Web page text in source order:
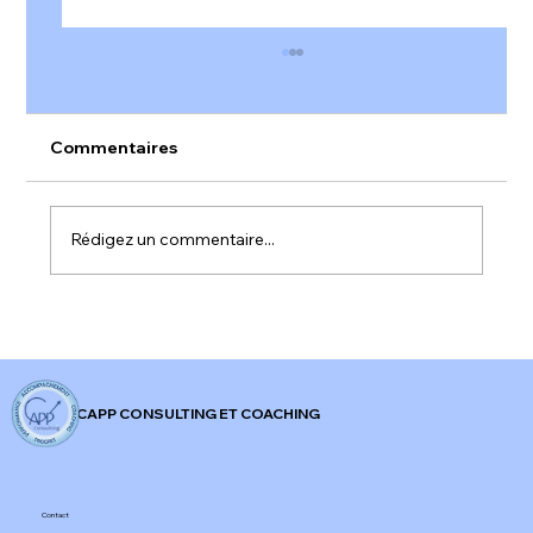
𝐅𝐫𝐚𝐧𝐜𝐞 !
Commentaires
Rédigez un commentaire...
CAPP CONSULTING ET COACHING
Contact